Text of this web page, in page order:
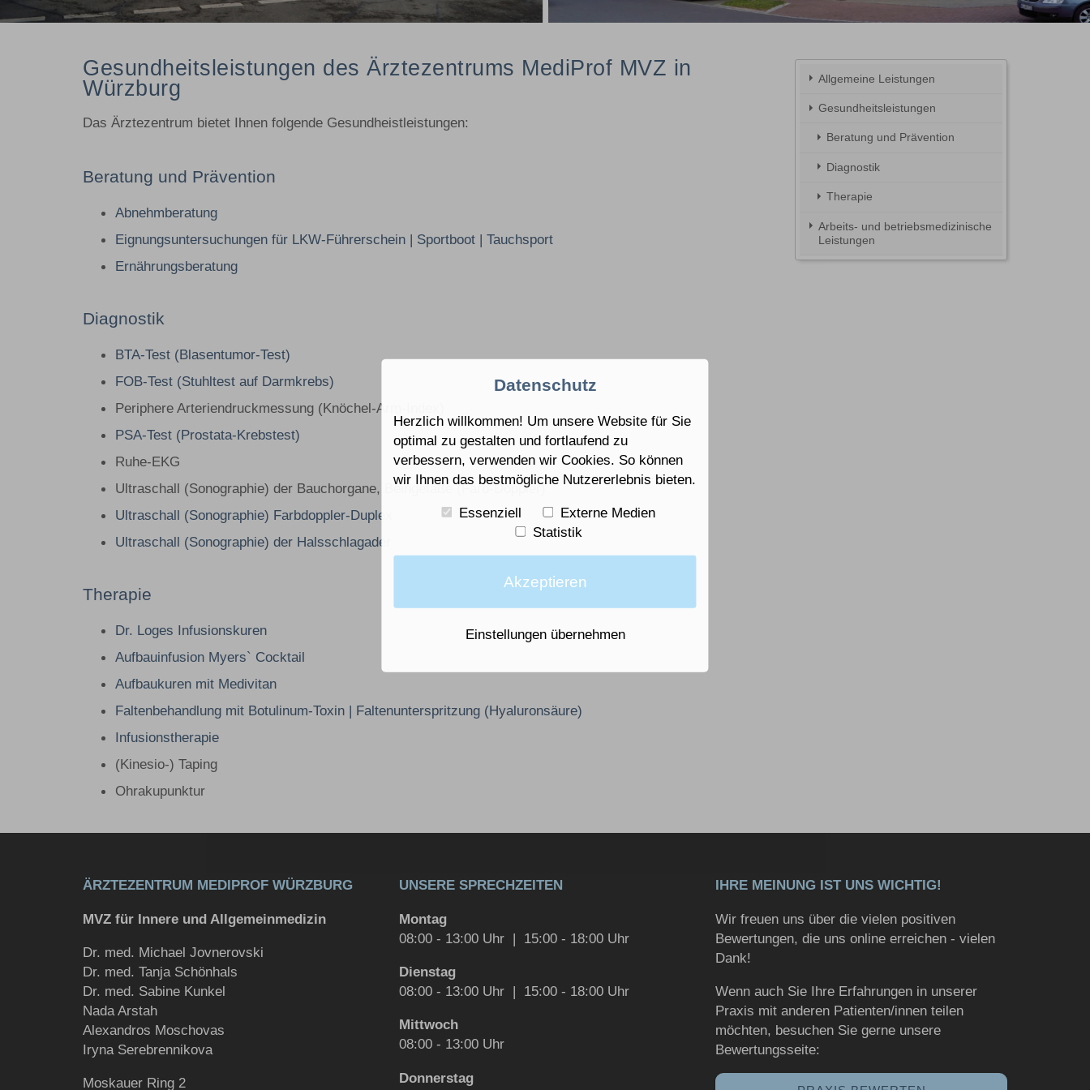
Gesundheitsleistungen des Ärztezentrums MediProf MVZ in
Würzburg
Das Ärztezentrum bietet Ihnen folgende Gesundheistleistungen:
Beratung und Prävention
Abnehmberatung
Eignungsuntersuchungen für LKW-Führerschein | Sportboot | Tauchsport
Ernährungsberatung
Diagnostik
BTA-Test (Blasentumor-Test)
FOB-Test (Stuhltest auf Darmkrebs)
Periphere Arteriendruckmessung (Knöchel-Arm-Index)
PSA-Test (Prostata-Krebstest)
Ruhe-EKG
Ultraschall (Sonographie) der Bauchorgane, Beingefäße (Farb-Doppler)
Ultraschall (Sonographie) Farbdoppler-Duplex
Ultraschall (Sonographie) der Halsschlagader
Therapie
Dr. Loges Infusionskuren
Aufbauinfusion Myers` Cocktail
Aufbaukuren mit Medivitan
Faltenbehandlung mit Botulinum-Toxin | Faltenunterspritzung (Hyaluronsäure)
Infusionstherapie
(Kinesio-) Taping
Ohrakupunktur
Allgemeine Leistungen
Gesundheitsleistungen
Beratung und Prävention
Diagnostik
Therapie
Arbeits- und betriebsmedizinische
Leistungen
ÄRZTEZENTRUM MEDIPROF WÜRZBURG
MVZ für Innere und Allgemeinmedizin
Dr. med. Michael Jovnerovski
Dr. med. Tanja Schönhals
Dr. med. Sabine Kunkel
Nada Arstah
Alexandros Moschovas
Iryna Serebrennikova
Moskauer Ring 2
UNSERE SPRECHZEITEN
Montag
08:00 - 13:00 Uhr | 15:00 - 18:00 Uhr
Dienstag
08:00 - 13:00 Uhr | 15:00 - 18:00 Uhr
Mittwoch
08:00 - 13:00 Uhr
Donnerstag
IHRE MEINUNG IST UNS WICHTIG!
Wir freuen uns über die vielen positiven
Bewertungen, die uns online erreichen - vielen
Dank!
Wenn auch Sie Ihre Erfahrungen in unserer
Praxis mit anderen Patienten/innen teilen
möchten, besuchen Sie gerne unsere
Bewertungsseite:
Datenschutz
Herzlich willkommen! Um unsere Website für Sie
optimal zu gestalten und fortlaufend zu
verbessern, verwenden wir Cookies. So können
wir Ihnen das bestmögliche Nutzererlebnis bieten.
Essenziell
Externe Medien
Statistik
Akzeptieren
Einstellungen übernehmen